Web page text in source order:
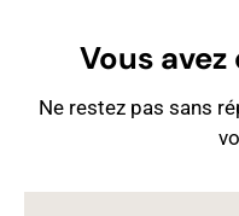
Vous
Ne restez pas sans